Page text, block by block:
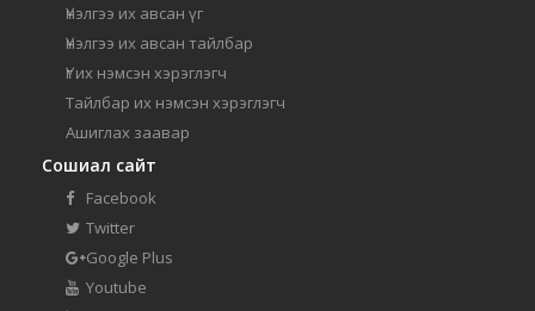
Үнэлгээ их авсан үг
Үнэлгээ их авсан тайлбар
Үг их нэмсэн хэрэглэгч
Тайлбар их нэмсэн хэрэглэгч
Ашиглах заавар
Сошиал сайт
Facebook
Twitter
Google Plus
Youtube